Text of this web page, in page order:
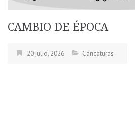
CAMBIO DE ÉPOCA
20 julio, 2026 Caricaturas